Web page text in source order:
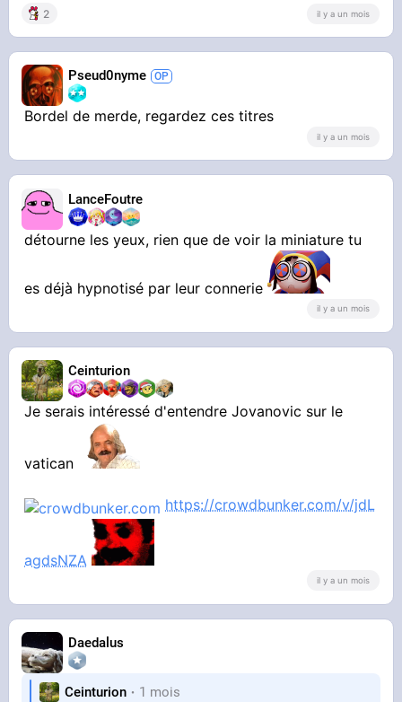
2 il y a un mois
Pseud0nyme
Bordel de merde, regardez ces titres
il y a un mois
LanceFoutre
détourne les yeux, rien que de voir la miniature tu
es déjà hypnotisé par leur connerie
il y a un mois
Ceinturion
Je serais intéressé d'entendre Jovanovic sur le
vatican
https://crowdbunker.com/v/jdL
agdsNZA
il y a un mois
Daedalus
Ceinturion 1 mois